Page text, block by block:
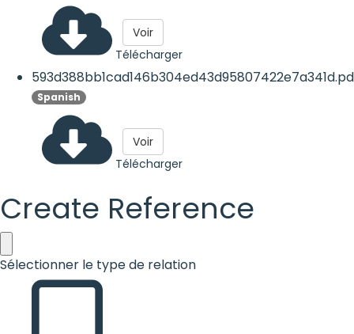
Télécharger
Voir
Spanish
Télécharger
Voir
Create Reference
Sélectionner le type de relation